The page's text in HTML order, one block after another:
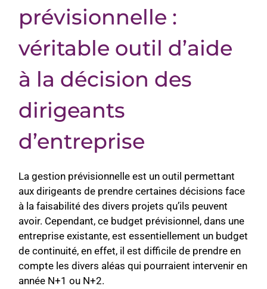
prévisionnelle :
véritable outil d’aide
à la décision des
dirigeants
d’entreprise
La gestion prévisionnelle est un outil permettant
aux dirigeants de prendre certaines décisions face
à la faisabilité des divers projets qu’ils peuvent
avoir. Cependant, ce budget prévisionnel, dans une
entreprise existante, est essentiellement un budget
de continuité, en effet, il est difficile de prendre en
compte les divers aléas qui pourraient intervenir en
année N+1 ou N+2.